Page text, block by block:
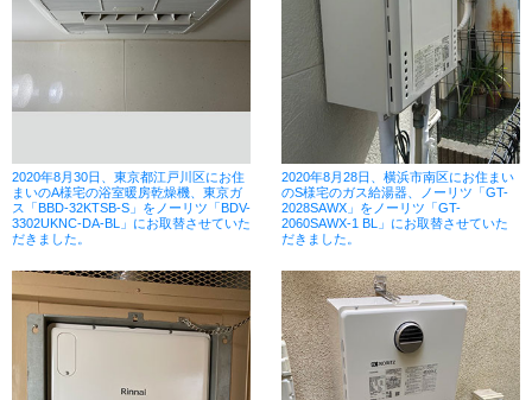
2020年8月30日、東京都江戸川区にお住
まいのA様宅の浴室暖房乾燥機、東京ガ
ス「BBD-32KTSB-S」をノーリツ「BDV-
3302UKNC-DA-BL」にお取替させていた
だきました。
2020年8月28日、横浜市南区にお住まい
のS様宅のガス給湯器、ノーリツ「GT-
2028SAWX」をノーリツ「GT-
2060SAWX-1 BL」にお取替させていた
だきました。